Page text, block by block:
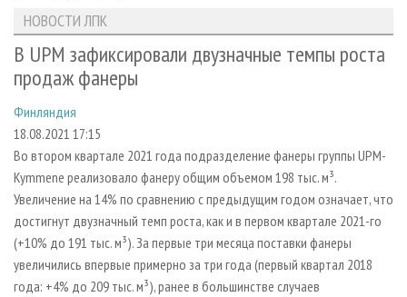
ЛЕСОЗАГОТОВКА
ЛЕСОПИЛЕНИЕ
СУШКА ДРЕВЕСИНЫ
ПРОИЗВОДСТВО ДРЕВЕСНЫХ ПЛИТ
ДЕРЕВЯННОЕ ДОМОСТРОЕНИЕ
ПРОИЗВОДСТВО МЕБЕЛИ
БИОЭНЕРГЕТИКА
ЦБП
НОВОСТИ ЛПК
НОВОСТИ ЖУРНАЛА
ПРОЕКТЫ ЛПИ
АНАЛИТИКА
ПРЕДПРИЯТИЯ ЛПК
ПЕРСОНЫ
МОБИЛЬНЫЕ ВЫСТАВКИ
ОФИЦИАЛЬНЫЕ ДЕЛЕГАЦИИ
ПРИОРИТЕТНЫЕ ИНВЕСТПРОЕКТЫ
RUSSIAN FORESTRY REVIEW
ГАЗЕТА ЛЕСПРОМФОРУМ
АРХИВ
АРХИВ ЖУРНАЛОВ
О ЖУРНАЛЕ
КОНТАКТЫ
РЕКЛАМОДАТЕЛЯМ
РЕКЛАМА
РЕКЛАМА НА САЙТЕ
НОВОСТИ ЛПК
В UPM зафиксировали двузначные темпы роста
продаж фанеры
Финляндия
18.08.2021 17:15
Во втором квартале 2021 года подразделение фанеры группы UPM-
Kymmene реализовало фанеру общим объемом 198 тыс. м³.
Увеличение на 14% по сравнению с предыдущим годом означает, что
достигнут двузначный темп роста, как и в первом квартале 2021-го
(+10% до 191 тыс. м³). За первые три месяца поставки фанеры
увеличились впервые примерно за три года (первый квартал 2018
года: +4% до 209 тыс. м³), ранее в большинстве случаев